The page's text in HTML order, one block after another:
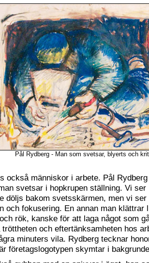
Pål Rydberg - Man som svetsar, blyerts och
också människor i arbete. Pål
svetsar i hopkrupen ställning. Vi
döljs bakom svetsskärmen, men vi ser
och fokusering. En annan man klättrar
rök, kanske för att laga något som
och eftertänksamheten hos
minuters vila. Rydberg tecknar
företagslogotypen skymtar i